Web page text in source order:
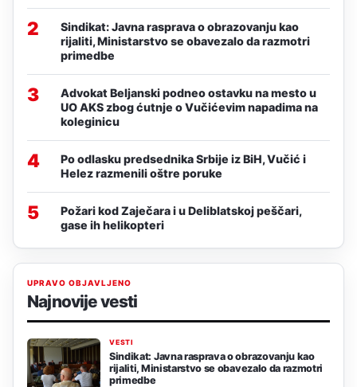
2
Sindikat: Javna rasprava o obrazovanju kao
rijaliti, Ministarstvo se obavezalo da razmotri
primedbe
3
Advokat Beljanski podneo ostavku na mesto u
UO AKS zbog ćutnje o Vučićevim napadima na
koleginicu
4
Po odlasku predsednika Srbije iz BiH, Vučić i
Helez razmenili oštre poruke
5
Požari kod Zaječara i u Deliblatskoj peščari,
gase ih helikopteri
UPRAVO OBJAVLJENO
Najnovije vesti
VESTI
Sindikat: Javna rasprava o obrazovanju kao
rijaliti, Ministarstvo se obavezalo da razmotri
primedbe